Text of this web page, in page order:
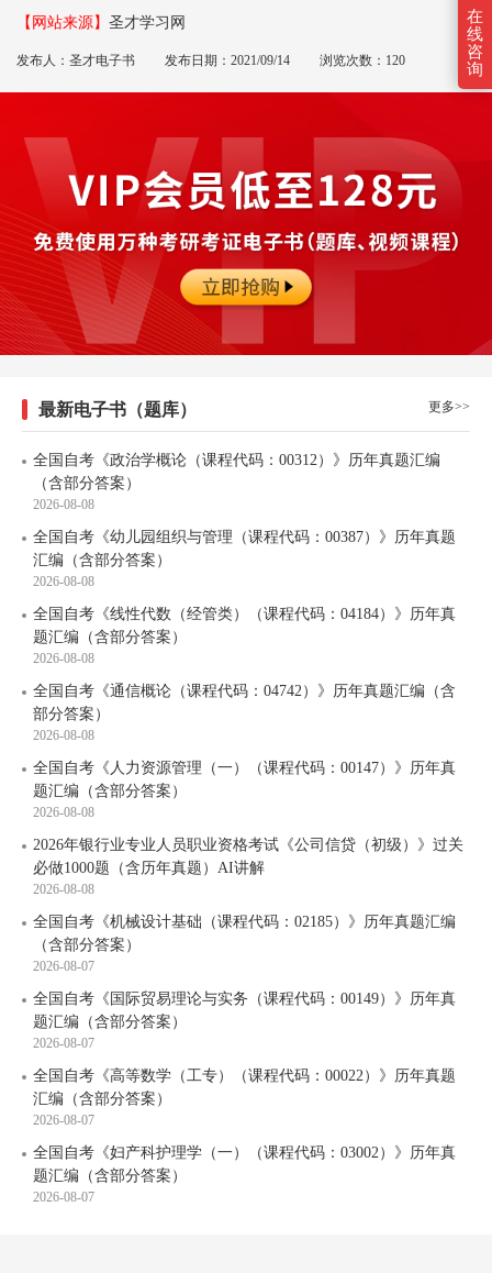
【网站来源】 圣才学习网
发布人：圣才电子书 发布日期：2021/09/14 浏览次数：120
更多>>
最新电子书（题库）
全国自考《政治学概论（课程代码：00312）》历年真题汇编
（含部分答案）
2026-08-08
全国自考《幼儿园组织与管理（课程代码：00387）》历年真题
汇编（含部分答案）
2026-08-08
全国自考《线性代数（经管类）（课程代码：04184）》历年真
题汇编（含部分答案）
2026-08-08
全国自考《通信概论（课程代码：04742）》历年真题汇编（含
部分答案）
2026-08-08
全国自考《人力资源管理（一）（课程代码：00147）》历年真
题汇编（含部分答案）
2026-08-08
2026年银行业专业人员职业资格考试《公司信贷（初级）》过关
必做1000题（含历年真题）AI讲解
2026-08-08
全国自考《机械设计基础（课程代码：02185）》历年真题汇编
（含部分答案）
2026-08-07
全国自考《国际贸易理论与实务（课程代码：00149）》历年真
题汇编（含部分答案）
2026-08-07
全国自考《高等数学（工专）（课程代码：00022）》历年真题
汇编（含部分答案）
2026-08-07
全国自考《妇产科护理学（一）（课程代码：03002）》历年真
题汇编（含部分答案）
2026-08-07
在
线
咨
询